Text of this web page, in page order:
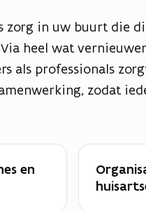
zorg in uw buurt die
heel wat
als professionals
zodat
en